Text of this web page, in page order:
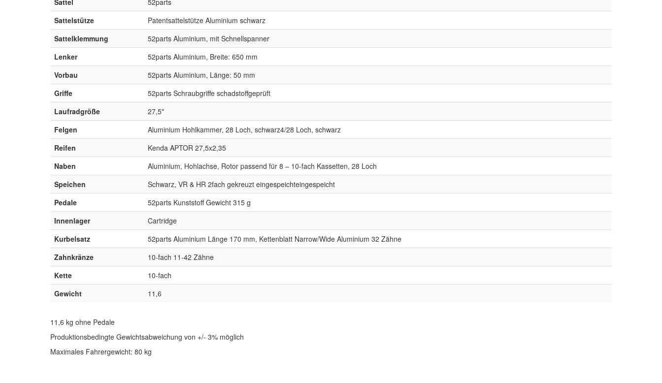
Sattelstütze
Patentsattelstütze Aluminium schwarz
Sattelklemmung
52parts Aluminium, mit Schnellspanner
Lenker
52parts Aluminium, Breite: 650 mm
Vorbau
52parts Aluminium, Länge: 50 mm
Griffe
52parts Schraubgriffe schadstoffgeprüft
Laufradgröße
27,5"
Felgen
Aluminium Hohlkammer, 28 Loch, schwarz4/28 Loch, schwarz
Reifen
Kenda APTOR 27,5x2,35
Naben
Aluminium, Hohlachse, Rotor passend für 8 – 10-fach Kassetten, 28 Loch
Speichen
Schwarz, VR & HR 2fach gekreuzt eingespeichteingespeicht
Pedale
52parts Kunststoff Gewicht 315 g
Innenlager
Cartridge
Kurbelsatz
52parts Aluminium Länge 170 mm, Kettenblatt Narrow/Wide Aluminium 32 Zähne
Zahnkränze
10-fach 11-42 Zähne
Kette
10-fach
Gewicht
11,6
11,6 kg ohne Pedale
Produktionsbedingte Gewichtsabweichung von +/- 3% möglich
Maximales Fahrergewicht: 80 kg